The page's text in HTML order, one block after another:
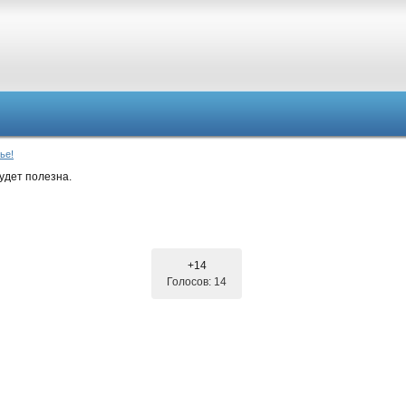
полезна.
+14
Голосов: 14